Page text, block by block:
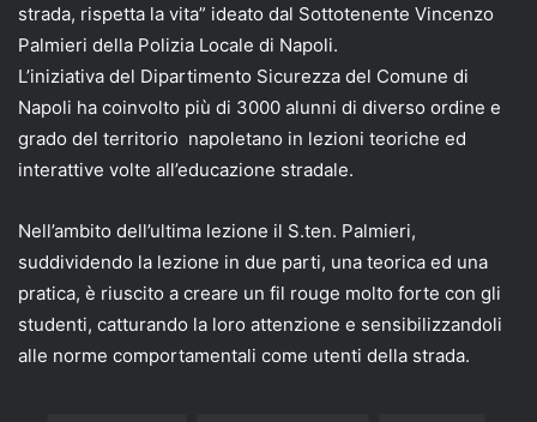
strada, rispetta la vita” ideato dal Sottotenente Vincenzo
Palmieri della Polizia Locale di Napoli.
L’iniziativa del Dipartimento Sicurezza del Comune di
Napoli ha coinvolto più di 3000 alunni di diverso ordine e
grado del territorio napoletano in lezioni teoriche ed
interattive volte all’educazione stradale.
Nell’ambito dell’ultima lezione il S.ten. Palmieri,
suddividendo la lezione in due parti, una teorica ed una
pratica, è riuscito a creare un fil rouge molto forte con gli
studenti, catturando la loro attenzione e sensibilizzandoli
alle norme comportamentali come utenti della strada.